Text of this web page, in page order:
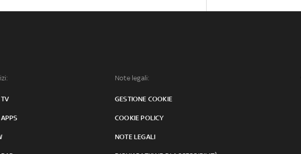
Note legali:
GESTIONE COOKIE
COOKIE POLICY
NOTE LEGALI